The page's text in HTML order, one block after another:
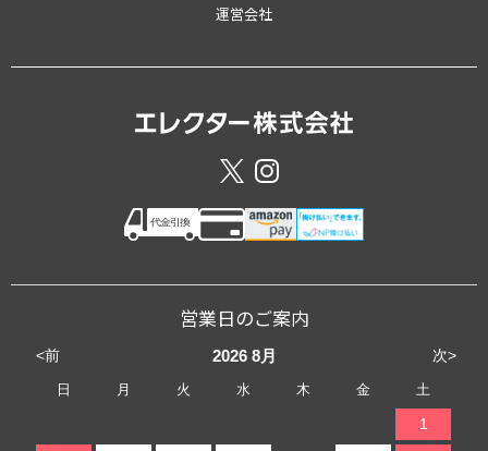
運営会社
営業日のご案内
<前 次>
2026 8月
日 月 火 水 木 金 土
1